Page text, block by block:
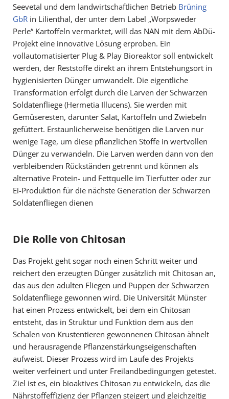
Seevetal und dem landwirtschaftlichen Betrieb Brüning
GbR in Lilienthal, der unter dem Label „Worpsweder
Perle“ Kartoffeln vermarktet, will das NAN mit dem AbDü-
Projekt eine innovative Lösung erproben. Ein
vollautomatisierter Plug & Play Bioreaktor soll entwickelt
werden, der Reststoffe direkt an ihrem Entstehungsort in
hygienisierten Dünger umwandelt. Die eigentliche
Transformation erfolgt durch die Larven der Schwarzen
Soldatenfliege (Hermetia Illucens). Sie werden mit
Gemüseresten, darunter Salat, Kartoffeln und Zwiebeln
gefüttert. Erstaunlicherweise benötigen die Larven nur
wenige Tage, um diese pflanzlichen Stoffe in wertvollen
Dünger zu verwandeln. Die Larven werden dann von den
verbleibenden Rückständen getrennt und können als
alternative Protein- und Fettquelle im Tierfutter oder zur
Ei-Produktion für die nächste Generation der Schwarzen
Soldatenfliegen dienen
Die Rolle von Chitosan
Das Projekt geht sogar noch einen Schritt weiter und
reichert den erzeugten Dünger zusätzlich mit Chitosan an,
das aus den adulten Fliegen und Puppen der Schwarzen
Soldatenfliege gewonnen wird. Die Universität Münster
hat einen Prozess entwickelt, bei dem ein Chitosan
entsteht, das in Struktur und Funktion dem aus den
Schalen von Krustentieren gewonnenen Chitosan ähnelt
und herausragende Pflanzenstärkungseigenschaften
aufweist. Dieser Prozess wird im Laufe des Projekts
weiter verfeinert und unter Freilandbedingungen getestet.
Ziel ist es, ein bioaktives Chitosan zu entwickeln, das die
Nährstoffeffizienz der Pflanzen steigert und gleichzeitig